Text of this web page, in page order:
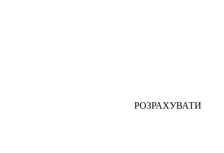
РОЗРАХУВАТИ